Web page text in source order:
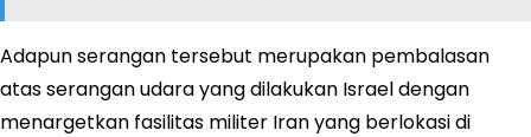
Adapun serangan tersebut merupakan pembalasan
atas serangan udara yang dilakukan Israel dengan
menargetkan fasilitas militer Iran yang berlokasi di